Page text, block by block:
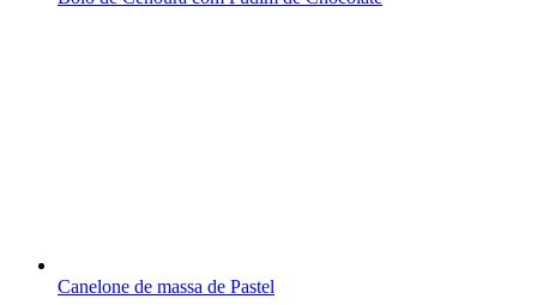
Canelone de massa de Pastel